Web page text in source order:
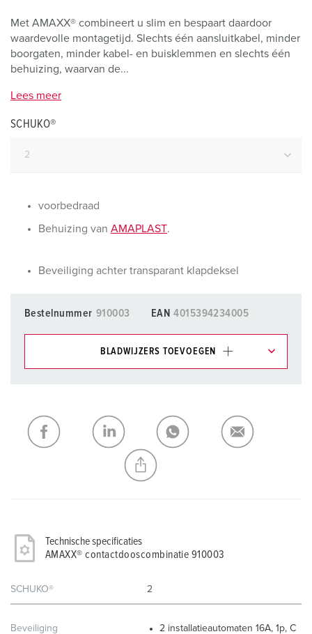
Met AMAXX® combineert u slim en bespaart daardoor
waardevolle montagetijd. Slechts één aansluitkabel, minder
boorgaten, minder kabel- en buisklemmen en slechts één
behuizing, waarvan de...
Lees meer
SCHUKO®
voorbedraad
Behuizing van AMAPLAST.
Beveiliging achter transparant klapdeksel
Bestelnummer 910003 EAN 4015394234005
BLADWIJZERS TOEVOEGEN
Mijn lijst TOEVOEGEN
NIEUW LIJST MAKEN
Technische specificaties
AMAXX® contactdooscombinatie 910003
SCHUKO® 2
Beveiliging 2 installatieautomaten 16A, 1p, C